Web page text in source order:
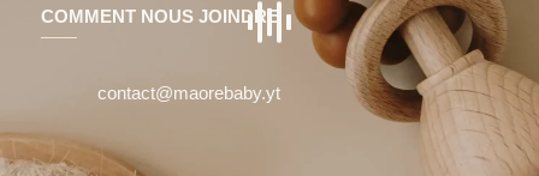
COMMENT NOUS JOINDRE
contact@maorebaby.yt